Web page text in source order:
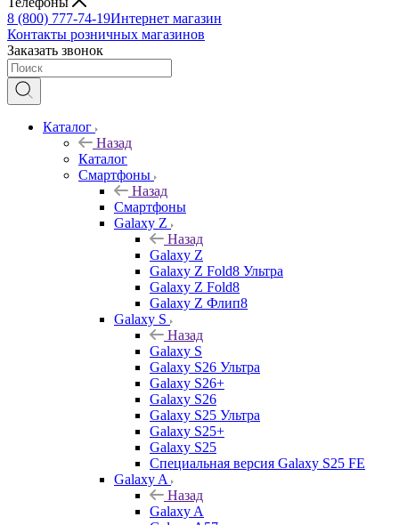
8 (800) 777-74-19Интернет магазин
Контакты розничных магазинов
Заказать звонок
Каталог
Назад
Каталог
Смартфоны
Назад
Смартфоны
Galaxy Z
Назад
Galaxy Z
Galaxy Z Fold8 Ультра
Galaxy Z Fold8
Galaxy Z Флип8
Galaxy S
Назад
Galaxy S
Galaxy S26 Ультра
Galaxy S26+
Galaxy S26
Galaxy S25 Ультра
Galaxy S25+
Galaxy S25
Специальная версия Galaxy S25 FE
Galaxy A
Назад
Galaxy A